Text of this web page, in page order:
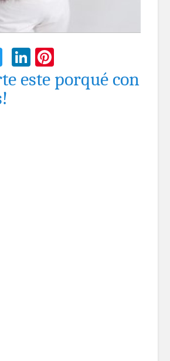
TwitterLinkedIn
este porqué con